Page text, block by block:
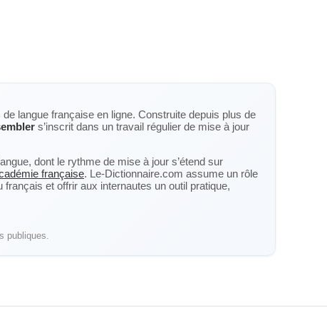
langue française en ligne. Construite depuis plus de
s’inscrit dans un travail régulier de mise à jour
dont le rythme de mise à jour s’étend sur
française. Le-Dictionnaire.com assume un rôle
et offrir aux internautes un outil pratique,
publiques.